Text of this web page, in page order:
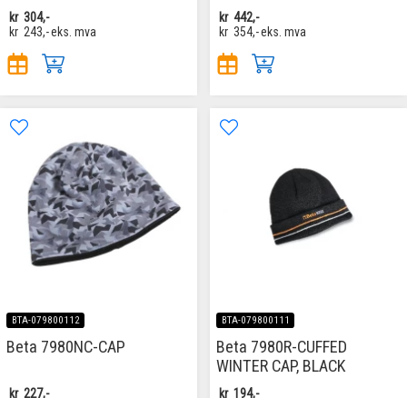
kr 304,-
kr 243,-eks. mva
kr 442,-
kr 354,-eks. mva
BTA-079800112
Beta 7980NC-CAP
kr 227,-
BTA-079800111
Beta 7980R-CUFFED
WINTER CAP, BLACK
kr 194,-